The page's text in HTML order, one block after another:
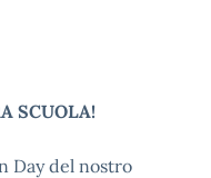
SCUOLA!
Day del nostro